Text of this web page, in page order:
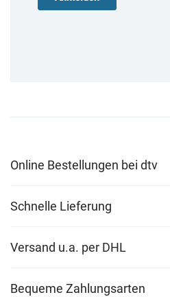
Online Bestellungen bei dtv
Schnelle Lieferung
Versand u.a. per DHL
Bequeme Zahlungsarten